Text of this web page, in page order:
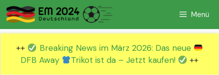
Zum
Inhalt
springen
Menü
++
Breaking News im März 2026: Das neue
DFB Away
Trikot ist da – Jetzt kaufen! ++